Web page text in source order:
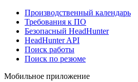
Производственный календарь
Требования к ПО
Безопасный HeadHunter
HeadHunter API
Поиск работы
Поиск по резюме
Мобильное приложение